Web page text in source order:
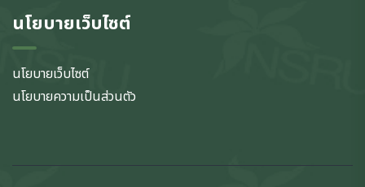
นโยบายเว็บไซต์
นโยบายเว็บไซต์
นโยบายความเป็นส่วนตัว